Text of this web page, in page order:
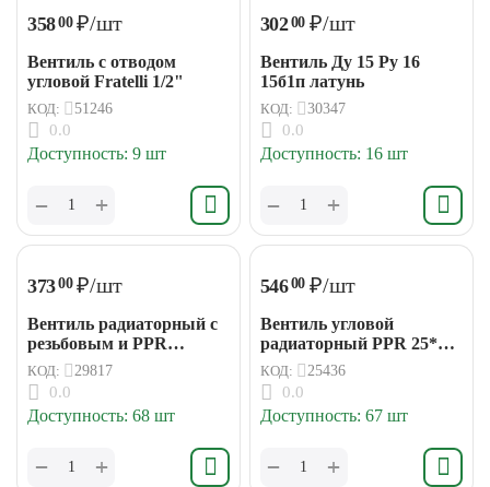
35800 ₽/шт
Вентиль с отводом
угловой Fratelli 1/2"
КОД: 51246
0.0
Доступность: 9 шт
+
−
30200 ₽/шт
Вентиль Ду 15 Ру 16
15б1п латунь
КОД: 30347
0.0
Доступность: 16 шт
+
−
37300 ₽/шт
Вентиль радиаторный с
резьбовым и PPR
отводами 20*15 Fratelli
КОД: 29817
0.0
Доступность: 68 шт
+
−
54600 ₽/шт
Вентиль угловой
радиаторный PPR 25*20
Fratelli
КОД: 25436
0.0
Доступность: 67 шт
+
−